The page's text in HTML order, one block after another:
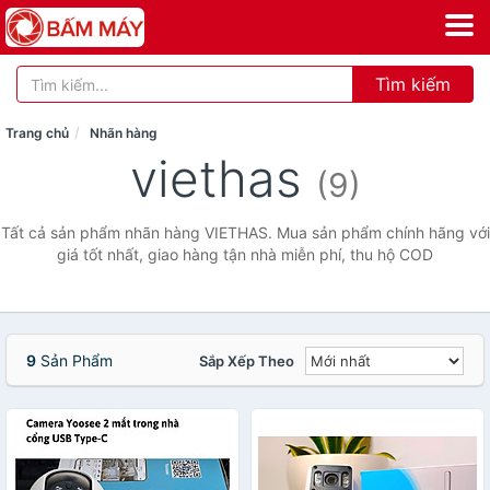
Tìm kiếm
Trang chủ Nhãn hàng
viethas (9)
Tất cả sản phẩm nhãn hàng VIETHAS. Mua sản phẩm chính hãng với
giá tốt nhất, giao hàng tận nhà miễn phí, thu hộ COD
9 Sản Phẩm Sắp Xếp Theo